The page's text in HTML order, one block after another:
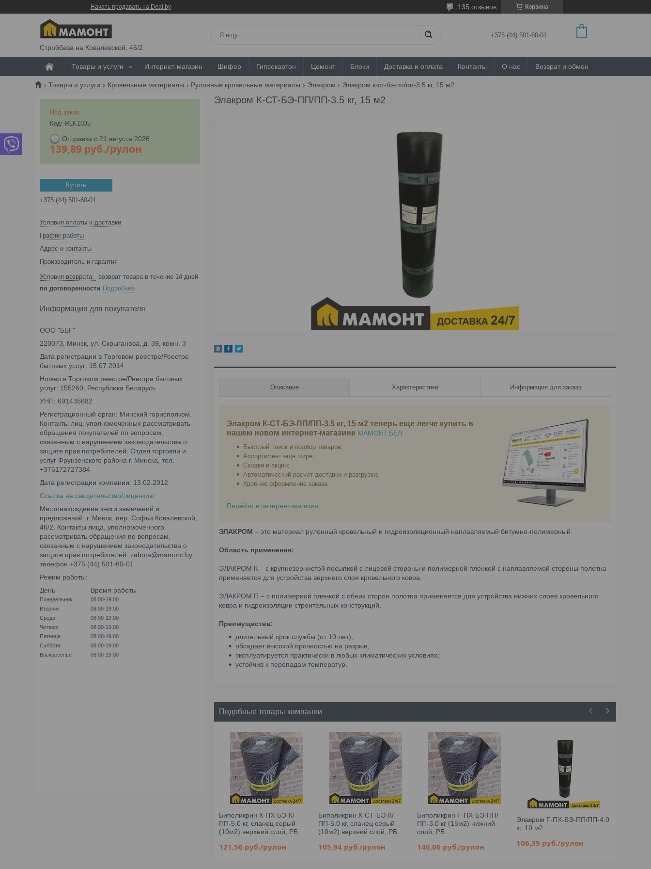
Начать продавать на Deal.by Корзина
135 отзывов
Стройбаза на Ковалевской, 46/2
+375 (44) 501-60-01
Товары и услуги Интернет-магазин Шифер Гипсокартон Цемент Блоки Доставка и оплата Контакты О нас Возврат и обмен
Товары и услуги Кровельные материалы Рулонные кровельные материалы Элакром Элакром к-ст-бэ-пп/пп-3.5 кг, 15 м2
Элакром К-СТ-БЭ-ПП/ПП-3.5 кг, 15 м2
Описание Характеристики Информация для заказа
Элакром К-СТ-БЭ-ПП/ПП-3.5 кг, 15 м2 теперь еще легче купить в
нашем новом интернет-магазине МАМОНТ.БЕЛ
Быстрый поиск и подбор товаров;
Ассортимент еще шире;
Скидки и акции;
Автоматический расчет доставки и разгрузки;
Удобное оформление заказа
Перейти в интернет-магазин
ЭЛАКРОМ – это материал рулонный кровельный и гидроизоляционный наплавляемый битумно-полимерный.
Область применения:
ЭЛАКРОМ К – с крупнозернистой посыпкой с лицевой стороны и полимерной пленкой с наплавляемой стороны полотна
применяется для устройства верхнего слоя кровельного ковра.
ЭЛАКРОМ П – с полимерной пленкой с обеих сторон полотна применяется для устройства нижних слоев кровельного
ковра и гидроизоляции строительных конструкций.
Преимущества:
длительный срок службы (от 10 лет);
обладает высокой прочностью на разрыв;
эксплуатируется практически в любых климатических условиях;
устойчив к перепадам температур.
Подобные товары компании
Биполикрин К-ПХ-БЭ-К/
ПП-5.0 кг, сланец серый
(10м2) верхний слой, РБ
121,56 руб./рулон
Биполикрин К-СТ-БЭ-К/
ПП-5.0 кг, сланец серый
(10м2) верхний слой, РБ
105,94 руб./рулон
Биполикрин Г-ПХ-БЭ-ПП/
ПП-3.0 кг (15м2) нижний
слой, РБ
146,06 руб./рулон
Элакром Г-ПХ-БЭ-ПП/ПП-4.0
кг, 10 м2
106,39 руб./рулон
Под заказ
Код: RLK1035
Отправка с 21 августа 2026
139,89 руб./рулон
Купить
+375 (44) 501-60-01
Условия оплаты и доставки
График работы
Адрес и контакты
Производитель и гарантия
возврат товара в течение 14 дней
по договоренности Подробнее
Информация для покупателя
ООО "ББГ"
220073, Минск, ул. Скрыганова, д. 39, комн. 3
Дата регистрации в Торговом реестре/Реестре
бытовых услуг: 15.07.2014
Номер в Торговом реестре/Реестре бытовых
услуг: 155260, Республика Беларусь
УНП: 691435682
Регистрационный орган: Минский горисполком.
Контакты лиц, уполномоченных рассматривать
обращения покупателей по вопросам,
связанным с нарушением законодательства о
защите прав потребителей: Отдел торговли и
услуг Фрунзенского района г. Минска, тел.
+375172727384
Дата регистрации компании: 13.02.2012
Ссылка на свидетельство/лицензию
Местонахождение книги замечаний и
предложений: г. Минск, пер. Софьи Ковалевской,
46/2. Контакты лица, уполномоченного
рассматривать обращения по вопросам,
связанным с нарушением законодательства о
защите прав потребителей: zabota@mamont.by,
телефон +375 (44) 501-60-01
Режим работы:
День
Время работы
Понедельник
08:00-19:00
Вторник
08:00-19:00
Среда
08:00-19:00
Четверг
08:00-19:00
Пятница
08:00-19:00
Суббота
08:00-19:00
Воскресенье
08:00-19:00